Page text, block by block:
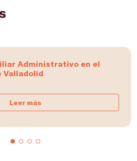
Administrativo en el
Valladolid
Leer más